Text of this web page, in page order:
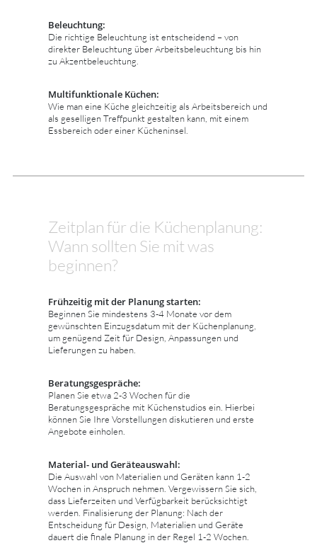
Beleuchtung:
Die richtige Beleuchtung ist entscheidend – von
direkter Beleuchtung über Arbeitsbeleuchtung bis hin
zu Akzentbeleuchtung.
Multifunktionale Küchen:
Wie man eine Küche gleichzeitig als Arbeitsbereich und
als geselligen Treffpunkt gestalten kann, mit einem
Essbereich oder einer Kücheninsel.
Zeitplan für die Küchenplanung:
Wann sollten Sie mit was
beginnen?
Frühzeitig mit der Planung starten:
Beginnen Sie mindestens 3-4 Monate vor dem
gewünschten Einzugsdatum mit der Küchenplanung,
um genügend Zeit für Design, Anpassungen und
Lieferungen zu haben.
Beratungsgespräche:
Planen Sie etwa 2-3 Wochen für die
Beratungsgespräche mit Küchenstudios ein. Hierbei
können Sie Ihre Vorstellungen diskutieren und erste
Angebote einholen.
Material- und Geräteauswahl:
Die Auswahl von Materialien und Geräten kann 1-2
Wochen in Anspruch nehmen. Vergewissern Sie sich,
dass Lieferzeiten und Verfügbarkeit berücksichtigt
werden. Finalisierung der Planung: Nach der
Entscheidung für Design, Materialien und Geräte
dauert die finale Planung in der Regel 1-2 Wochen.